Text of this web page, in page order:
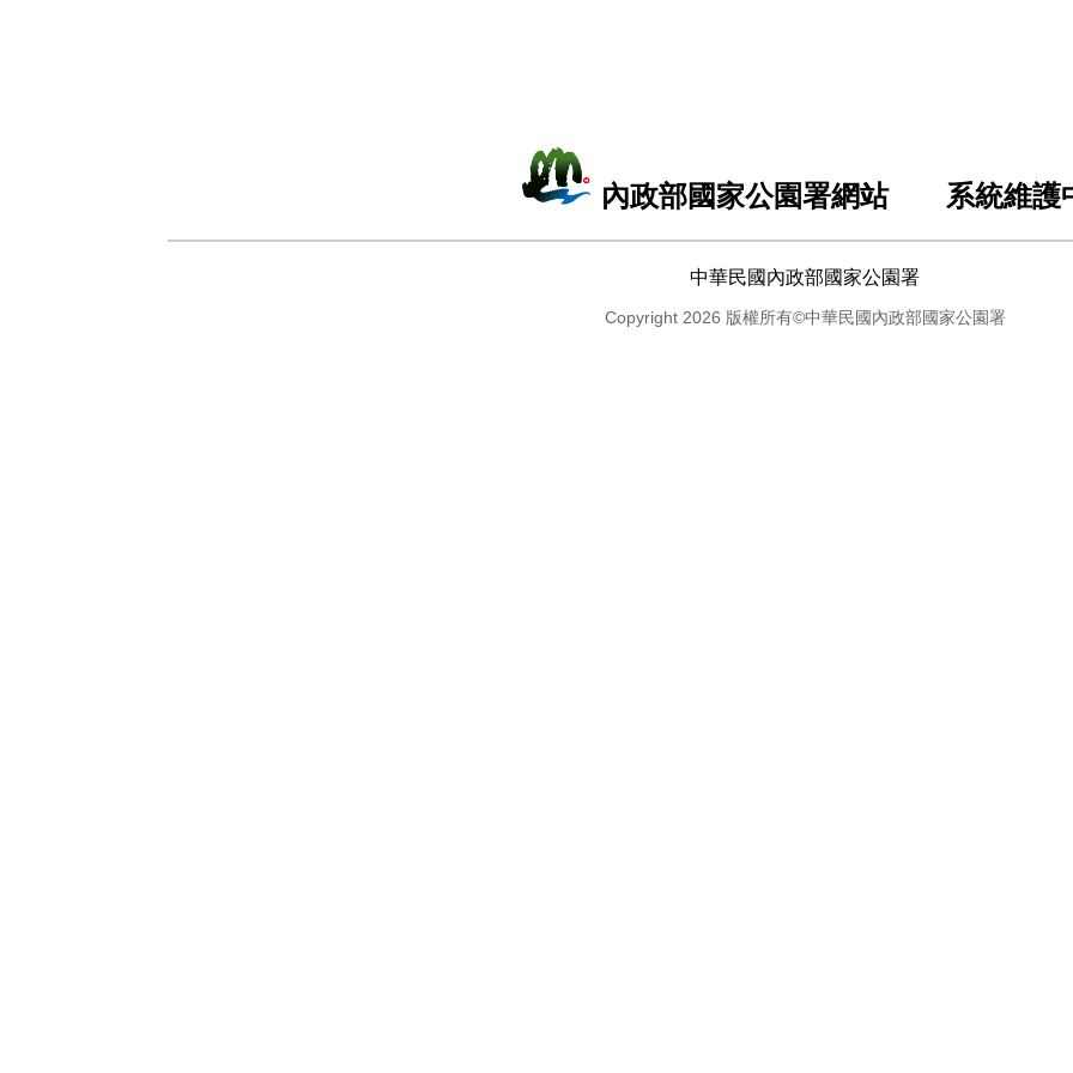
內政部國家公園署網站 系統維護
中華民國內政部國家公園署
Copyright 2026 版權所有©中華民國內政部國家公園署